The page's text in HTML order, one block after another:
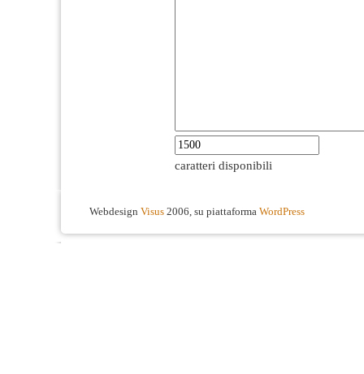
caratteri disponibili
Webdesign Visus 2006, su piattaforma WordPress